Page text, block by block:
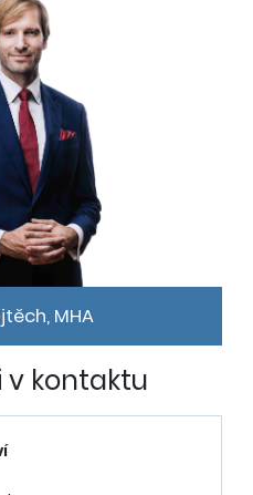
MHA
v kontaktu